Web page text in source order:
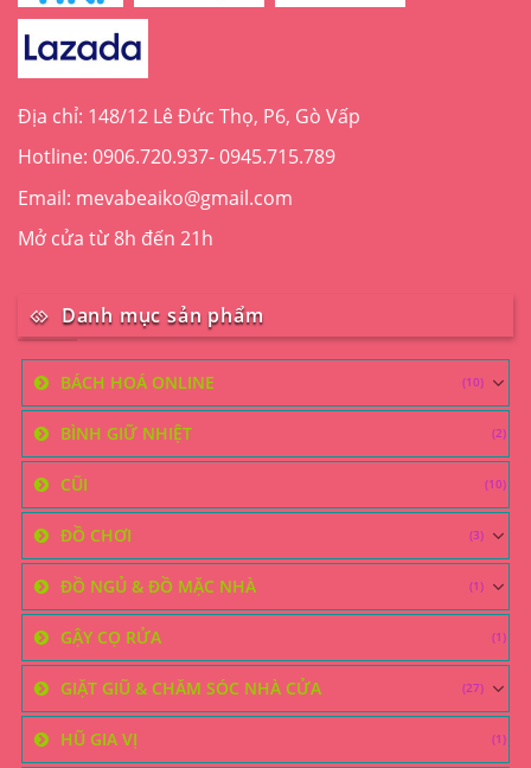
có
thể
được
trên
sản
phẩm
Địa chỉ: 148/12 Lê Đức Thọ, P6, Gò Vấp
Hotline: 0906.720.937- 0945.715.789
Email: mevabeaiko@gmail.com
Mở cửa từ 8h đến 21h
Danh mục sản phẩm
BÁCH HOÁ ONLINE (10)
BÌNH GIỮ NHIỆT (2)
CŨI (10)
ĐỒ CHƠI (3)
ĐỒ NGỦ & ĐỒ MẶC NHÀ (1)
GẬY CỌ RỬA (1)
GIẶT GIŨ & CHĂM SÓC NHÀ CỬA (27)
HŨ GIA VỊ (1)